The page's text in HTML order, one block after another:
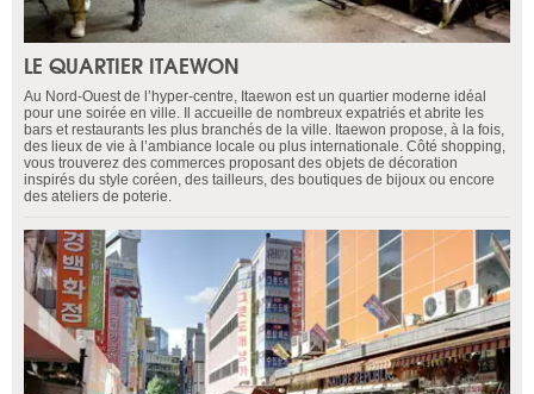
LE QUARTIER ITAEWON
Au Nord-Ouest de l’hyper-centre, Itaewon est un quartier moderne idéal
pour une soirée en ville. Il accueille de nombreux expatriés et abrite les
bars et restaurants les plus branchés de la ville. Itaewon propose, à la fois,
des lieux de vie à l’ambiance locale ou plus internationale. Côté shopping,
vous trouverez des commerces proposant des objets de décoration
inspirés du style coréen, des tailleurs, des boutiques de bijoux ou encore
des ateliers de poterie.